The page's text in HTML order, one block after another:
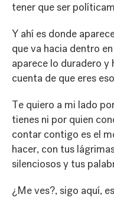
tener que ser
Y ahí es donde
que va hacia dentro
aparece lo duradero
cuenta de que eres
Te quiero a mi lado
tienes ni por quien
contar contigo es el
hacer, con tus
silenciosos y tus
¿Me ves?, sigo aquí,